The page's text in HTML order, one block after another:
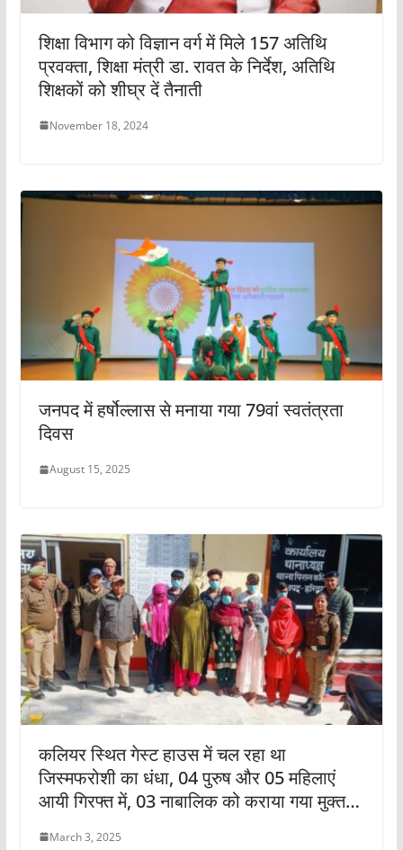
शिक्षा विभाग को विज्ञान वर्ग में मिले 157 अतिथि
प्रवक्ता, शिक्षा मंत्री डा. रावत के निर्देश, अतिथि
शिक्षकों को शीघ्र दें तैनाती
November 18, 2024
जनपद में हर्षोल्लास से मनाया गया 79वां स्वतंत्रता
दिवस
August 15, 2025
कलियर स्थित गेस्ट हाउस में चल रहा था
जिस्मफरोशी का धंधा, 04 पुरुष और 05 महिलाएं
आयी गिरफ्त में, 03 नाबालिक को कराया गया मुक्त…
March 3, 2025